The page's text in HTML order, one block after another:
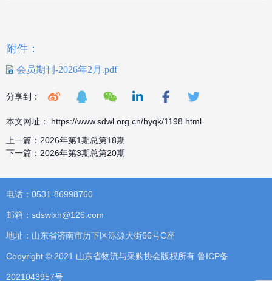
附件：
会员期刊-2026年2月.pdf
分享到：
本文网址： https://www.sdwl.org.cn/hyqk/1198.html
上一篇： 2026年第1期总第18期
下一篇： 2026年第3期总第20期
电话：0531-86998760
邮箱：sdswlxh@126.com
地址：山东省济南市历下区泺源大街66号C座
Copyright © 2021 山东省物流与采购协会版权所有 鲁ICP备
2021043957号